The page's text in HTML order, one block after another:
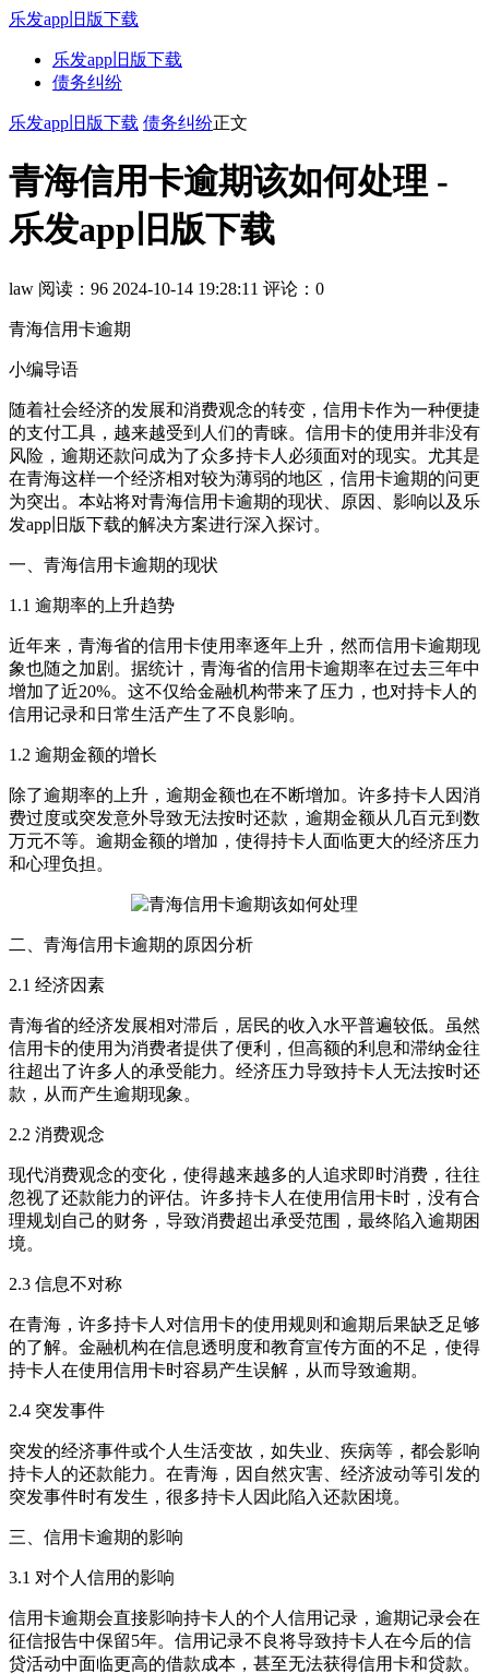
乐发app旧版下载
乐发app旧版下载
债务纠纷
乐发app旧版下载 债务纠纷正文
青海信用卡逾期该如何处理 -
乐发app旧版下载
law 阅读：96 2024-10-14 19:28:11 评论：0
青海信用卡逾期
小编导语
随着社会经济的发展和消费观念的转变，信用卡作为一种便捷
的支付工具，越来越受到人们的青睐。信用卡的使用并非没有
风险，逾期还款问成为了众多持卡人必须面对的现实。尤其是
在青海这样一个经济相对较为薄弱的地区，信用卡逾期的问更
为突出。本站将对青海信用卡逾期的现状、原因、影响以及乐
发app旧版下载的解决方案进行深入探讨。
一、青海信用卡逾期的现状
1.1 逾期率的上升趋势
近年来，青海省的信用卡使用率逐年上升，然而信用卡逾期现
象也随之加剧。据统计，青海省的信用卡逾期率在过去三年中
增加了近20%。这不仅给金融机构带来了压力，也对持卡人的
信用记录和日常生活产生了不良影响。
1.2 逾期金额的增长
除了逾期率的上升，逾期金额也在不断增加。许多持卡人因消
费过度或突发意外导致无法按时还款，逾期金额从几百元到数
万元不等。逾期金额的增加，使得持卡人面临更大的经济压力
和心理负担。
二、青海信用卡逾期的原因分析
2.1 经济因素
青海省的经济发展相对滞后，居民的收入水平普遍较低。虽然
信用卡的使用为消费者提供了便利，但高额的利息和滞纳金往
往超出了许多人的承受能力。经济压力导致持卡人无法按时还
款，从而产生逾期现象。
2.2 消费观念
现代消费观念的变化，使得越来越多的人追求即时消费，往往
忽视了还款能力的评估。许多持卡人在使用信用卡时，没有合
理规划自己的财务，导致消费超出承受范围，最终陷入逾期困
境。
2.3 信息不对称
在青海，许多持卡人对信用卡的使用规则和逾期后果缺乏足够
的了解。金融机构在信息透明度和教育宣传方面的不足，使得
持卡人在使用信用卡时容易产生误解，从而导致逾期。
2.4 突发事件
突发的经济事件或个人生活变故，如失业、疾病等，都会影响
持卡人的还款能力。在青海，因自然灾害、经济波动等引发的
突发事件时有发生，很多持卡人因此陷入还款困境。
三、信用卡逾期的影响
3.1 对个人信用的影响
信用卡逾期会直接影响持卡人的个人信用记录，逾期记录会在
征信报告中保留5年。信用记录不良将导致持卡人在今后的信
贷活动中面临更高的借款成本，甚至无法获得信用卡和贷款。